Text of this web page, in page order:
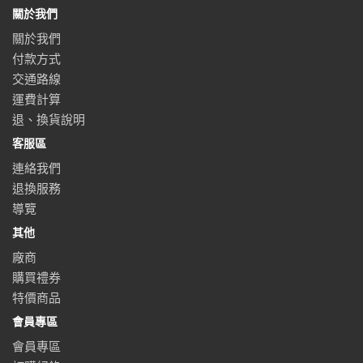
關於我們
關於我們
付款方式
交通路線
運費計算
退、換貨說明
客服區
連絡我們
退換服務
導覽
其他
廠商
購買禮券
特價商品
會員專區
會員專區